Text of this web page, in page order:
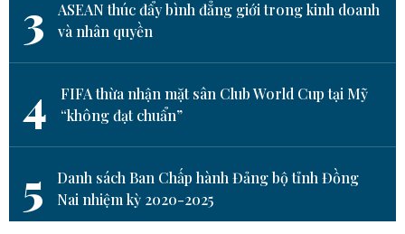
3
ASEAN thúc đẩy bình đẳng giới trong kinh doanh
và nhân quyền
4
FIFA thừa nhận mặt sân Club World Cup tại Mỹ
“không đạt chuẩn”
5
Danh sách Ban Chấp hành Đảng bộ tỉnh Đồng
Nai nhiệm kỳ 2020-2025